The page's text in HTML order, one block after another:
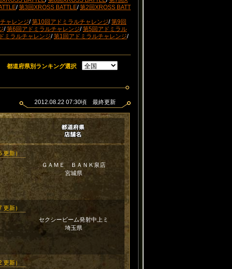
/第3回XROSS BATTLE/第2回XROSS BATT
ャレンジ/第10回アドミラルチャレンジ/第9回
/第6回アドミラルチャレンジ/第5回アドミラル
ミラルチャレンジ/第1回アドミラルチャレンジ/
都道府県別ランキング選択
2012.08.22 07:30頃 最終更新
更新）
ＧＡＭＥ ＢＡＮＫ泉店
宮城県
更新）
セクシービーム発射中上ミ
埼玉県
新）